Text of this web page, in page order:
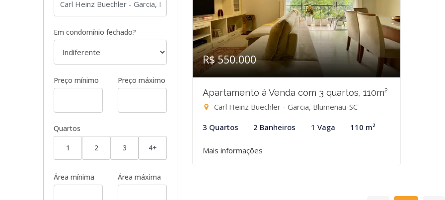
Em condomínio fechado?
Preço mínimo Preço máximo
Quartos
1 2 3 4+
Área mínima Área máxima
R$ 550.000
Apartamento à Venda com 3 quartos, 110m²
Carl Heinz Buechler - Garcia, Blumenau-SC
3 Quartos 2 Banheiros 1 Vaga 110 m²
Mais informações